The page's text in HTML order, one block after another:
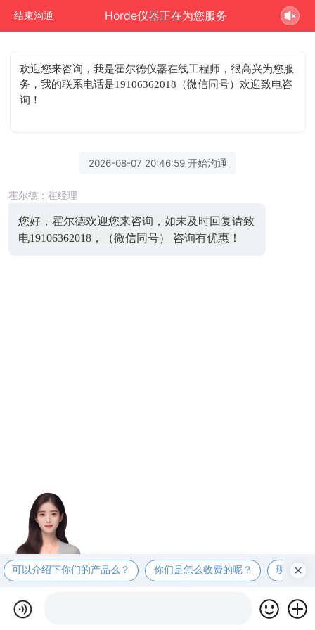
结束沟通 Horde仪器正在为您服务
欢迎您来咨询 ，我是霍尔德仪器在线工程师，很高兴为您服
务，我的联系电话是19106362018（微信同号）欢迎致电咨
询！
2026-08-07 20:46:59 开始沟通
霍尔德：崔经理
您好，霍尔德欢迎您来咨询，如未及时回复请致
电19106362018，（微信同号） 咨询有优惠！
可以介绍下你们的产品么？ 你们是怎么收费的呢？ 现在有